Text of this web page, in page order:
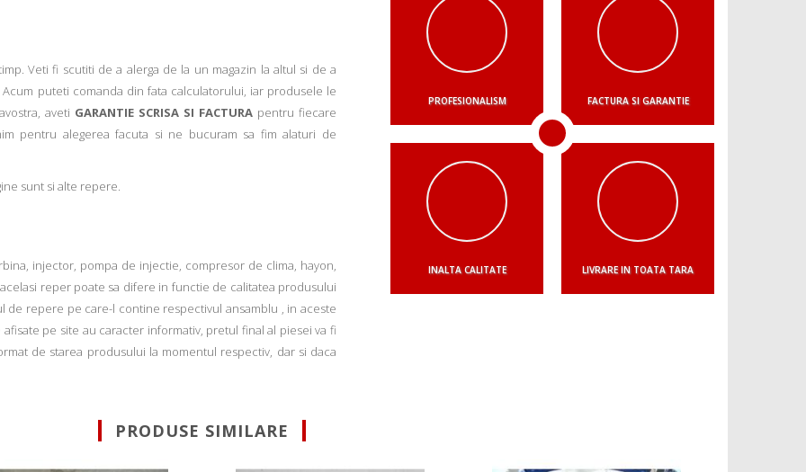
Veti fi scutiti de a alerga de la un magazin la altul si de a
puteti comanda din fata calculatorului, iar produsele le
aveti GARANTIE SCRISA SI FACTURA pentru fiecare
pentru alegerea facuta si ne bucuram sa fim alaturi de
sunt si alte repere.
injector, pompa de injectie, compresor de clima, hayon,
reper poate sa difere in functie de calitatea produsului
de repere pe care-l contine respectivul ansamblu , in aceste
pe site au caracter informativ, pretul final al piesei va fi
de starea produsului la momentul respectiv, dar si daca
PROFESIONALISM FACTURA SI GARANTIE
INALTA CALITATE LIVRARE IN TOATA TARA
PRODUSE SIMILARE